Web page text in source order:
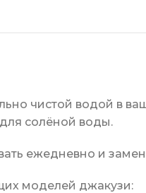
чистой водой в
солёной воды.
ежедневно и
моделей джакузи: